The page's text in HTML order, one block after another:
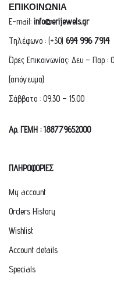
ΕΠΙΚΟΙΝΩΝΙΑ
E-mail: info@erijewels.gr
Τηλέφωνο : (+30) 694 996 7914
Ώρες Επικοινωνίας: Δευ – Παρ
(απόγευμα)
Σάββατο : 09.30 – 15.00
Αρ. ΓΕΜΗ : 188779652000
ΠΛΗΡΟΦΟΡΙΕΣ
My account
Orders History
Wishlist
Account details
Specials